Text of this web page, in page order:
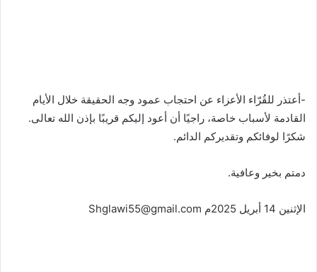
-أعتذر للقُرّاء الأعزاء عن احتجاب عمود وجه الحقيقة خلال الأيام
القادمة لأسباب خاصة، راجيًا أن أعود إليكم قريبًا بإذن الله تعالى.
شكرًا لوفائكم وتقديركم الدائم.
دمتم بخير وعافية.
الإثنين 14 أبريل 2025م Shglawi55@gmail.com